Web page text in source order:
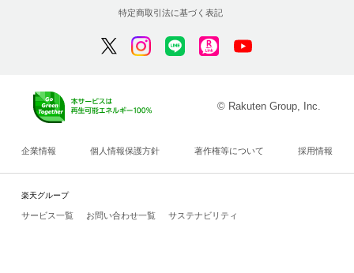
特定商取引法に基づく表記
© Rakuten Group, Inc.
企業情報 個人情報保護方針 著作権等について 採用情報
楽天グループ
サービス一覧 お問い合わせ一覧 サステナビリティ